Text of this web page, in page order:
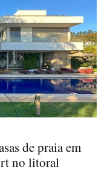
de praia em
no litoral